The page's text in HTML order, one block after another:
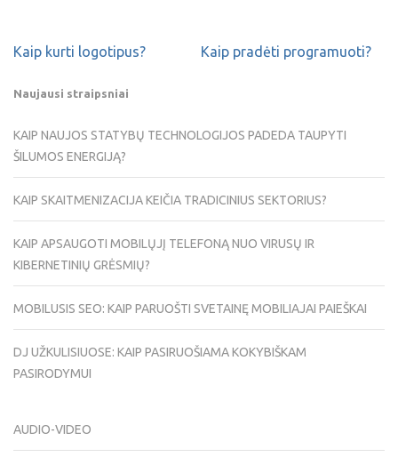
Kaip kurti logotipus? Kaip pradėti programuoti?
Naujausi straipsniai
KAIP NAUJOS STATYBŲ TECHNOLOGIJOS PADEDA TAUPYTI
ŠILUMOS ENERGIJĄ?
KAIP SKAITMENIZACIJA KEIČIA TRADICINIUS SEKTORIUS?
KAIP APSAUGOTI MOBILŲJĮ TELEFONĄ NUO VIRUSŲ IR
KIBERNETINIŲ GRĖSMIŲ?
MOBILUSIS SEO: KAIP PARUOŠTI SVETAINĘ MOBILIAJAI PAIEŠKAI
DJ UŽKULISIUOSE: KAIP PASIRUOŠIAMA KOKYBIŠKAM
PASIRODYMUI
AUDIO-VIDEO